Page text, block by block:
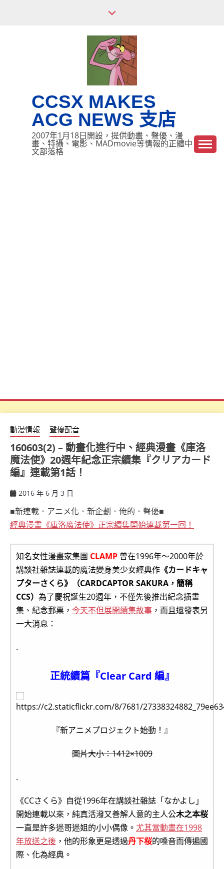
CCSX MAKES
ACG NEWS 支店
2007年1月18日開設，提供動畫、聲優、漫
畫、特攝、電影、MADmovie等情報的正體中
文部落格
動漫情報 聲優配音
160603(2) – 動畫化進行中、經典漫畫《庫洛
魔法使》20週年紀念正宗續集『クリアカード
編』連載第1話！
2016 年 6 月 3 日
■新連載．アニメ化．新企劃．俺的．聲優■
經典漫畫《庫洛魔法使》正宗續集開始連載第一回！
知名女性漫畫家集團 CLAMP 曾在1996年～2000年於
講談社雜誌連載的魔法變身美少女經典作 《カードキャ
プターさくら》（CARDCAPTOR SAKURA，簡稱
CCS） 為了慶祝誕生20週年，不僅先後推出紀念插畫
集、紀念郵票， 今天不但展開續集故事 ，而且還發表另
一大消息：
.
正統續篇『Clear Card 編』
『新アニメプロジェクト始動！』
圖片大小：1412×1009
.
《CCさくら》自從1996年在講談社雜誌「なかよし」
開始連載以來，純真活潑又善解人意的主人公木之本桜
一直是許多迷哥迷姐的小小偶像。 尤其當動畫在1998
年放送之後 ，他的形象更是透過丹下桜的嗓音而傳遍國
際、化為經典。